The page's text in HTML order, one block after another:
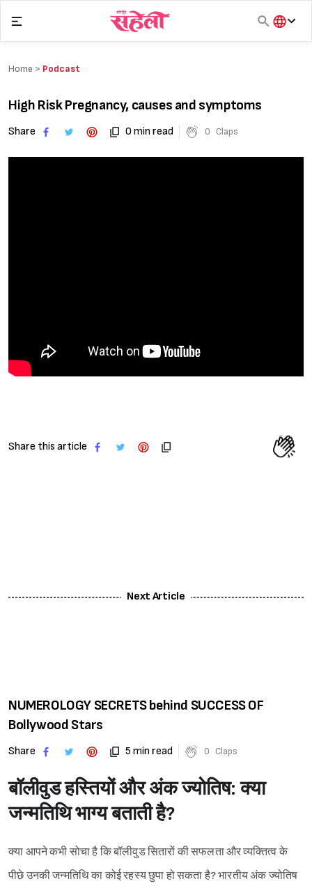
content
हिंदी
Home > Podcast
High Risk Pregnancy, causes and symptoms
Share 0 min read 0 Claps
Share this article
Next Article
NUMEROLOGY SECRETS behind SUCCESS OF
Bollywood Stars
Share 5 min read 0 Claps
बॉलीवुड हस्तियों और अंक ज्योतिष: क्या
जन्मतिथि भाग्य बताती है?
क्या आपने कभी सोचा है कि बॉलीवुड सितारों की सफलता और व्यक्तित्व के
पीछे उनकी जन्मतिथि का कोई रहस्य छुपा हो सकता है? भारतीय अंक ज्योतिष